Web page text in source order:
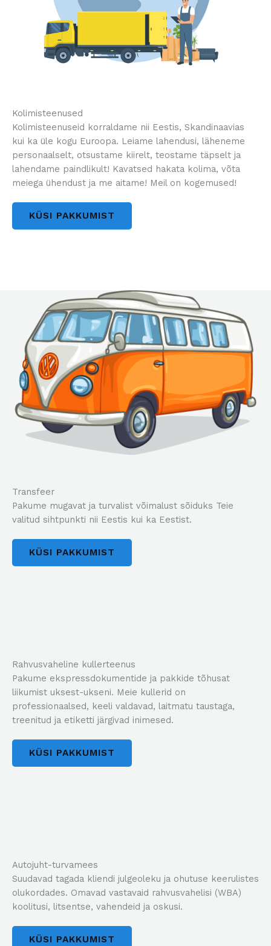
Kolimisteenused
Kolimisteenuseid korraldame nii Eestis, Skandinaavias
kui ka üle kogu Euroopa. Leiame lahendusi, läheneme
personaalselt, otsustame kiirelt, teostame täpselt ja
lahendame paindlikult! Kavatsed hakata kolima, võta
meiega ühendust ja me aitame! Meil on kogemused!
KÜSI PAKKUMIST
Transfeer
Pakume mugavat ja turvalist võimalust sõiduks Teie
valitud sihtpunkti nii Eestis kui ka Eestist.
KÜSI PAKKUMIST
Rahvusvaheline kullerteenus
Pakume ekspressdokumentide ja pakkide tõhusat
liikumist uksest-ukseni. Meie kullerid on
professionaalsed, keeli valdavad, laitmatu taustaga,
treenitud ja etiketti järgivad inimesed.
KÜSI PAKKUMIST
Autojuht-turvamees
Suudavad tagada kliendi julgeoleku ja ohutuse keerulistes
olukordades. Omavad vastavaid rahvusvahelisi (WBA)
koolitusi, litsentse, vahendeid ja oskusi.
KÜSI PAKKUMIST